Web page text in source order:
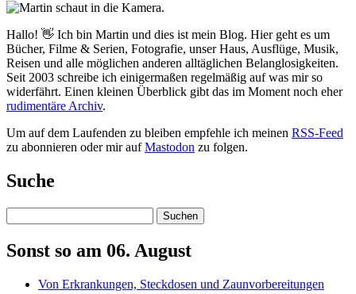
Hallo! 👋 Ich bin Martin und dies ist mein Blog. Hier geht es um
Bücher, Filme & Serien, Fotografie, unser Haus, Ausflüge, Musik,
Reisen und alle möglichen anderen alltäglichen Belanglosigkeiten.
Seit 2003 schreibe ich einigermaßen regelmäßig auf was mir so
widerfährt. Einen kleinen Überblick gibt das im Moment noch eher
rudimentäre Archiv.
Um auf dem Laufenden zu bleiben empfehle ich meinen RSS-Feed
zu abonnieren oder mir aufMastodon zu folgen.
Suche
Suchen
Sonst so am 06. August
Von Erkrankungen, Steckdosen und Zaunvorbereitungen